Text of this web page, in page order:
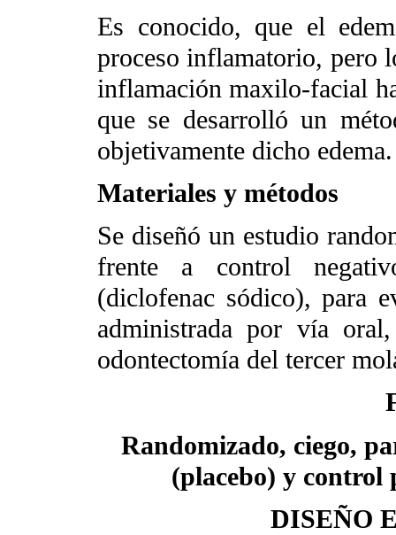
Es conocido, que el
proceso inflamatorio, pero
inflamación maxilo-facial
que se desarrolló un
objetivamente dicho edema.
Materiales y métodos
Se diseñó un estudio
frente a control
(diclofenac sódico), para
administrada por vía
odontectomía del tercer
Randomizado, ciego,
(placebo) y control
DISEÑO